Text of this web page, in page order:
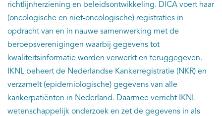
richtlijnherziening en beleidsontwikkeling. DICA voert haar
(oncologische en niet-oncologische) registraties in
opdracht van en in nauwe samenwerking met de
beroepsverenigingen waarbij gegevens tot
kwaliteitsinformatie worden verwerkt en teruggegeven.
IKNL beheert de Nederlandse Kankerregistratie (NKR) en
verzamelt (epidemiologische) gegevens van alle
kankerpatiënten in Nederland. Daarmee verricht IKNL
wetenschappelijk onderzoek en zet de gegevens in als